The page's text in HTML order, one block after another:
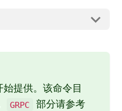
始提供。该命令目
GRPC 部分请参考